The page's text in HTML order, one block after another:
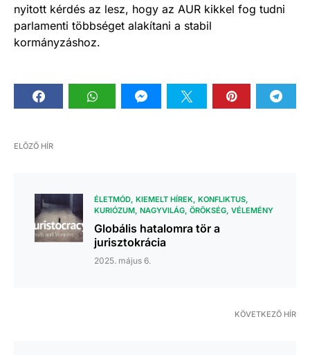
nyitott kérdés az lesz, hogy az AUR kikkel fog tudni
parlamenti többséget alakítani a stabil
kormányzáshoz.
ELŐZŐ HÍR
ÉLETMÓD KIEMELT HÍREK KONFLIKTUS
KURIÓZUM NAGYVILÁG ÖRÖKSÉG VÉLEMÉNY
Globális hatalomra tör a
jurisztokrácia
2025. május 6.
KÖVETKEZŐ HÍR